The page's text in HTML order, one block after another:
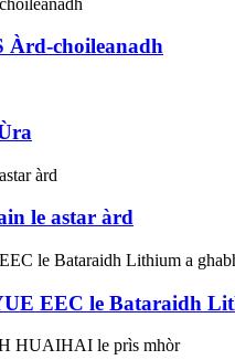
Àrd-choileanadh
le astar àrd
EEC le Bataraidh